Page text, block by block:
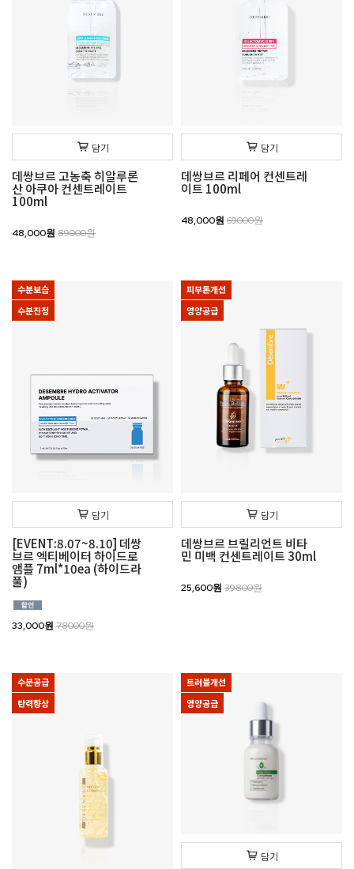
담기
데쌍브르 고농축 히알루론
산 아쿠아 컨센트레이트
100ml
48,000원 89000원
담기
데쌍브르 리페어 컨센트레
이트 100ml
48,000원 69000원
수분보습
수분진정
담기
[EVENT:8.07~8.10] 데쌍
브르 엑티베이터 하이드로
앰플 7ml*10ea (하이드라
풀)
33,000원 78000원
피부톤개선
영양공급
담기
데쌍브르 브릴리언트 비타
민 미백 컨센트레이트 30ml
25,600원 39800원
수분공급
탄력향상
트러블개선
영양공급
담기